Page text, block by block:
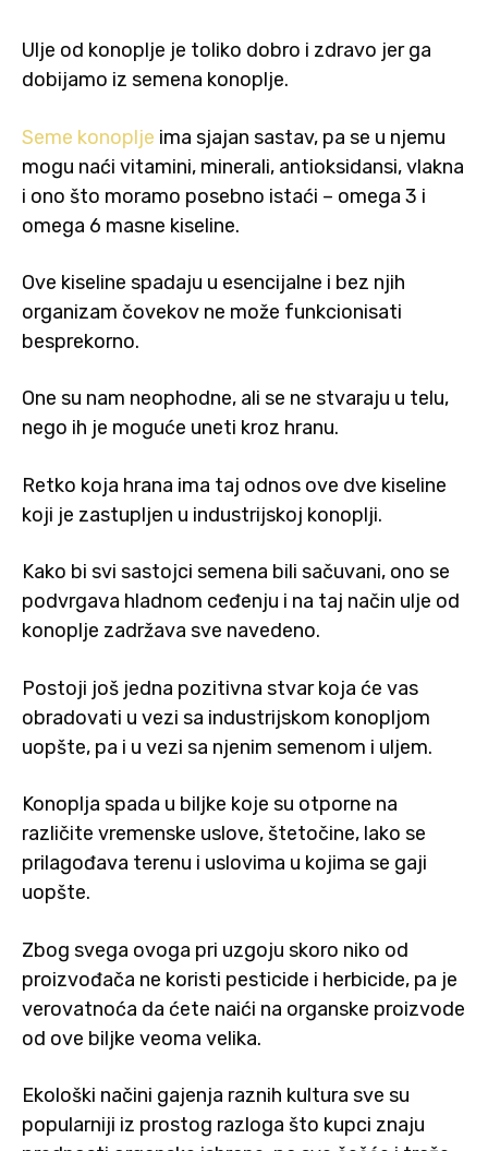
Ulje od konoplje je toliko dobro i zdravo jer ga
dobijamo iz semena konoplje.
Seme konoplje ima sjajan sastav, pa se u njemu
mogu naći vitamini, minerali, antioksidansi, vlakna
i ono što moramo posebno istaći – omega 3 i
omega 6 masne kiseline.
Ove kiseline spadaju u esencijalne i bez njih
organizam čovekov ne može funkcionisati
besprekorno.
One su nam neophodne, ali se ne stvaraju u telu,
nego ih je moguće uneti kroz hranu.
Retko koja hrana ima taj odnos ove dve kiseline
koji je zastupljen u industrijskoj konoplji.
Kako bi svi sastojci semena bili sačuvani, ono se
podvrgava hladnom ceđenju i na taj način ulje od
konoplje zadržava sve navedeno.
Postoji još jedna pozitivna stvar koja će vas
obradovati u vezi sa industrijskom konopljom
uopšte, pa i u vezi sa njenim semenom i uljem.
Konoplja spada u biljke koje su otporne na
različite vremenske uslove, štetočine, lako se
prilagođava terenu i uslovima u kojima se gaji
uopšte.
Zbog svega ovoga pri uzgoju skoro niko od
proizvođača ne koristi pesticide i herbicide, pa je
verovatnoća da ćete naići na organske proizvode
od ove biljke veoma velika.
Ekološki načini gajenja raznih kultura sve su
popularniji iz prostog razloga što kupci znaju